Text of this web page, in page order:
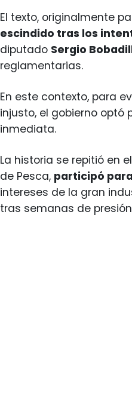
El texto, originalmente
escindido tras los
diputado Sergio
reglamentarias.
En este contexto, para
injusto, el gobierno
inmediata.
La historia se repitió en
de Pesca, participó
intereses de la gran
tras semanas de